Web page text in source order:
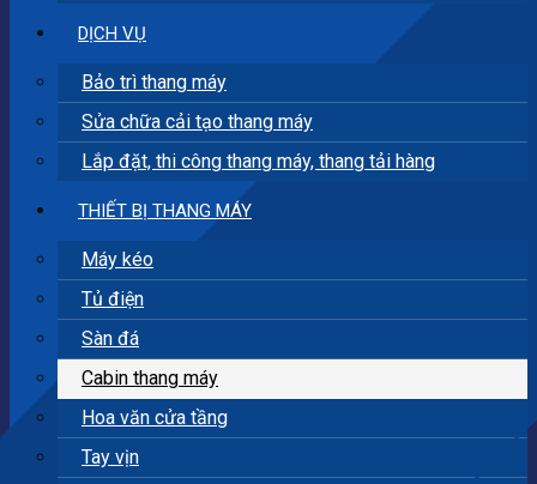
DỊCH VỤ
Bảo trì thang máy
Sửa chữa cải tạo thang máy
Lắp đặt, thi công thang máy, thang tải hàng
THIẾT BỊ THANG MÁY
Máy kéo
Tủ điện
Sàn đá
Cabin thang máy
Hoa văn cửa tầng
Tay vịn